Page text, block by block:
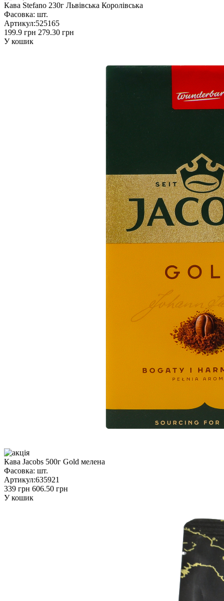
Кава Stefano 230г Львівська Королівська
Фасовка: шт.
Артикул:525165
199.9 грн 279.30 грн
У кошик
Кава Jacobs 500г Gold мелена
Фасовка: шт.
Артикул:635921
339 грн 606.50 грн
У кошик